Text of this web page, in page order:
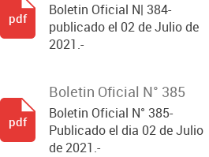
Boletin Oficial N| 384-
publicado el 02 de Julio de
2021.-
pdf
Boletin Oficial N° 385
Boletin Oficial N° 385-
Publicado el dia 02 de Julio
de 2021.-
pdf